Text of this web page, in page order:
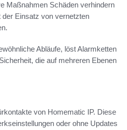
Maßnahmen Schäden verhindern
der Einsatz von vernetzten
Abläufe, löst Alarmketten
die auf mehreren Ebenen
von Homematic IP. Diese
oder ohne Updates